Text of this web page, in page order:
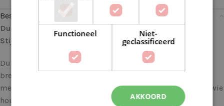
Beschrijving
Durable Glam 2190 Coral: Voor Glanzende Creaties met
Stijl
Durable Glam brengt een vleugje glamour in elke haak- en
breiproject. Dit luxueuze garen combineert duurzaamheid
met een sprankelende touch, waardoor het perfect is voor wie
houdt van een beetje glitter in hun creaties.
Functioneel
Niet-
geclassificeerd
AKKOORD